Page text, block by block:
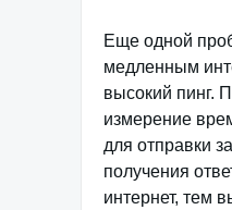
Еще одной
медленным
высокий пинг.
измерение
для отправки
получения
интернет, тем